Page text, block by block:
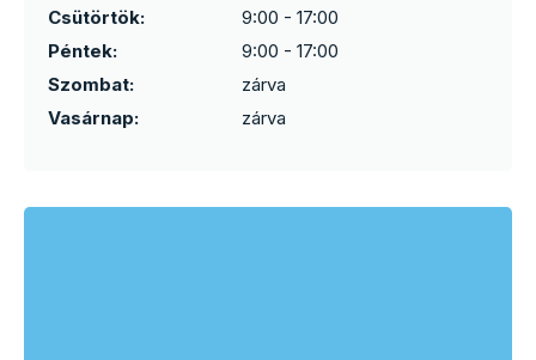
Csütörtök:
9:00 - 17:00
Péntek:
9:00 - 17:00
Szombat:
zárva
Vasárnap:
zárva